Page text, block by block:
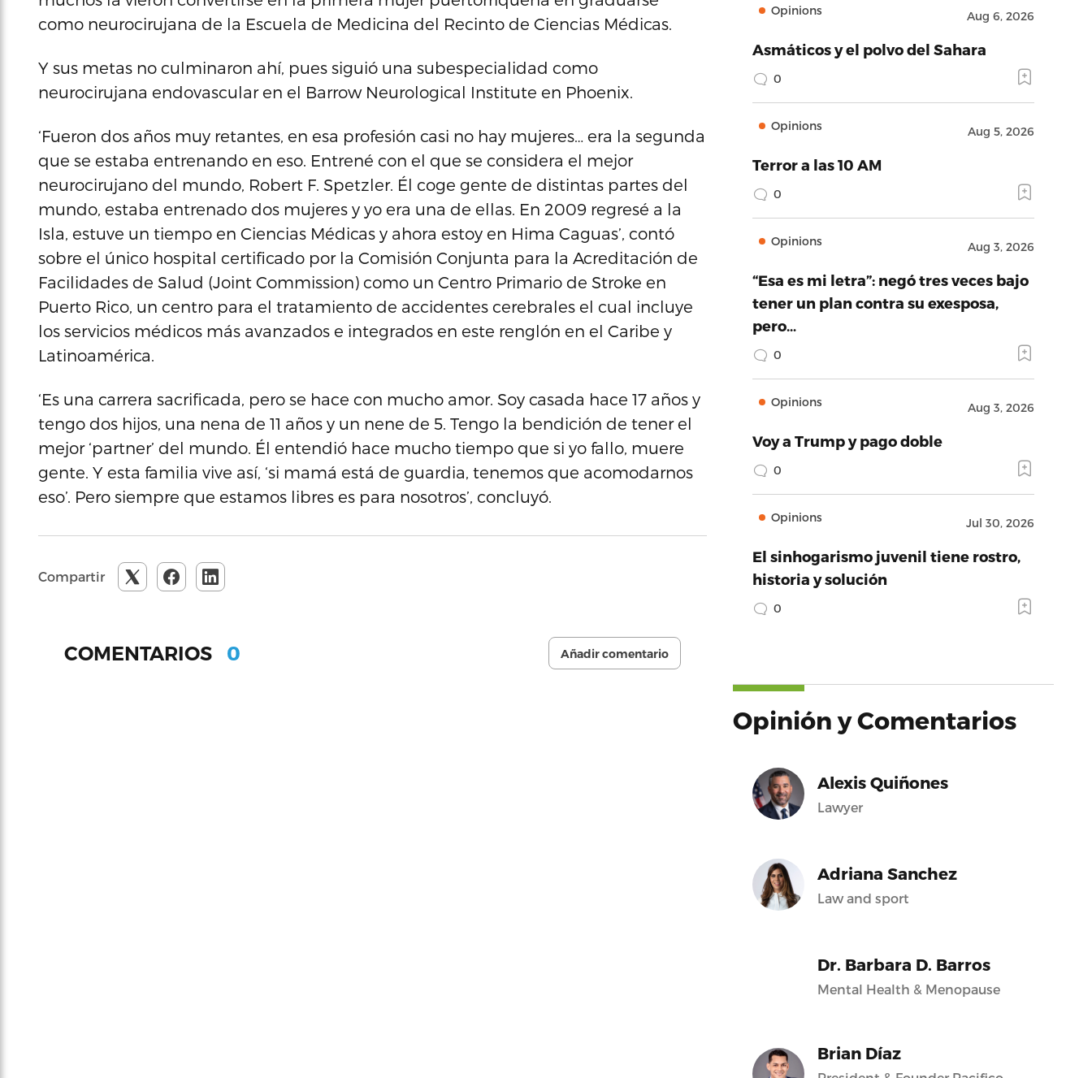
como neurocirujana de la Escuela de Medicina del Recinto de Ciencias Médicas.
Y sus metas no culminaron ahí, pues siguió una subespecialidad como
neurocirujana endovascular en el Barrow Neurological Institute en Phoenix.
‘Fueron dos años muy retantes, en esa profesión casi no hay mujeres… era la segunda
que se estaba entrenando en eso. Entrené con el que se considera el mejor
neurocirujano del mundo, Robert F. Spetzler. Él coge gente de distintas partes del
mundo, estaba entrenado dos mujeres y yo era una de ellas. En 2009 regresé a la
Isla, estuve un tiempo en Ciencias Médicas y ahora estoy en Hima Caguas’, contó
sobre el único hospital certificado por la Comisión Conjunta para la Acreditación de
Facilidades de Salud (Joint Commission) como un Centro Primario de Stroke en
Puerto Rico, un centro para el tratamiento de accidentes cerebrales el cual incluye
los servicios médicos más avanzados e integrados en este renglón en el Caribe y
Latinoamérica.
‘Es una carrera sacrificada, pero se hace con mucho amor. Soy casada hace 17 años y
tengo dos hijos, una nena de 11 años y un nene de 5. Tengo la bendición de tener el
mejor ‘partner’ del mundo. Él entendió hace mucho tiempo que si yo fallo, muere
gente. Y esta familia vive así, ‘si mamá está de guardia, tenemos que acomodarnos
eso’. Pero siempre que estamos libres es para nosotros’, concluyó.
Compartir
COMENTARIOS 0 Añadir comentario
Opinions Aug 6, 2026
Asmáticos y el polvo del Sahara
0
Opinions Aug 5, 2026
Terror a las 10 AM
0
Opinions Aug 3, 2026
“Esa es mi letra”: negó tres veces bajo
tener un plan contra su exesposa,
pero…
0
Opinions Aug 3, 2026
Voy a Trump y pago doble
0
Opinions Jul 30, 2026
El sinhogarismo juvenil tiene rostro,
historia y solución
0
Opinión y Comentarios
Alexis Quiñones
Lawyer
Adriana Sanchez
Law and sport
Dr. Barbara D. Barros
Mental Health & Menopause
Brian Díaz